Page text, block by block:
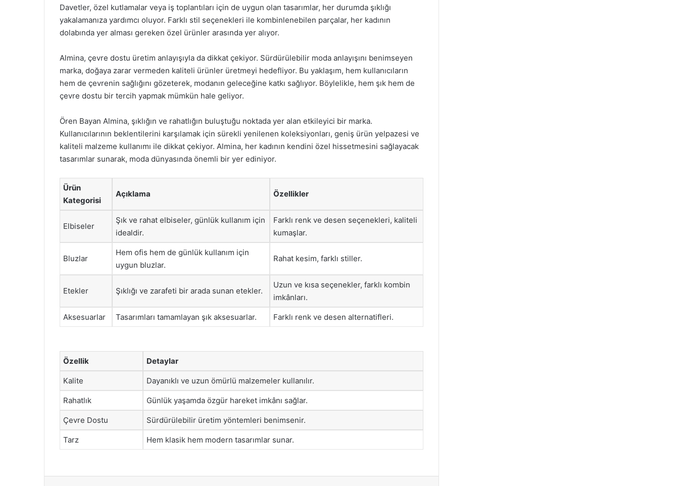
Davetler, özel kutlamalar veya iş toplantıları için de uygun olan tasarımlar, her durumda şıklığı
yakalamanıza yardımcı oluyor. Farklı stil seçenekleri ile kombinlenebilen parçalar, her kadının
dolabında yer alması gereken özel ürünler arasında yer alıyor.
Almina, çevre dostu üretim anlayışıyla da dikkat çekiyor. Sürdürülebilir moda anlayışını benimseyen
marka, doğaya zarar vermeden kaliteli ürünler üretmeyi hedefliyor. Bu yaklaşım, hem kullanıcıların
hem de çevrenin sağlığını gözeterek, modanın geleceğine katkı sağlıyor. Böylelikle, hem şık hem de
çevre dostu bir tercih yapmak mümkün hale geliyor.
Ören Bayan Almina, şıklığın ve rahatlığın buluştuğu noktada yer alan etkileyici bir marka.
Kullanıcılarının beklentilerini karşılamak için sürekli yenilenen koleksiyonları, geniş ürün yelpazesi ve
kaliteli malzeme kullanımı ile dikkat çekiyor. Almina, her kadının kendini özel hissetmesini sağlayacak
tasarımlar sunarak, moda dünyasında önemli bir yer ediniyor.
Ürün
Kategorisi
Açıklama Özellikler
Elbiseler
Şık ve rahat elbiseler, günlük kullanım için
idealdir.
Farklı renk ve desen seçenekleri, kaliteli
kumaşlar.
Bluzlar
Hem ofis hem de günlük kullanım için
uygun bluzlar.
Rahat kesim, farklı stiller.
Etekler Şıklığı ve zarafeti bir arada sunan etekler.
Uzun ve kısa seçenekler, farklı kombin
imkânları.
Aksesuarlar Tasarımları tamamlayan şık aksesuarlar. Farklı renk ve desen alternatifleri.
Özellik Detaylar
Kalite Dayanıklı ve uzun ömürlü malzemeler kullanılır.
Rahatlık Günlük yaşamda özgür hareket imkânı sağlar.
Çevre Dostu Sürdürülebilir üretim yöntemleri benimsenir.
Tarz Hem klasik hem modern tasarımlar sunar.